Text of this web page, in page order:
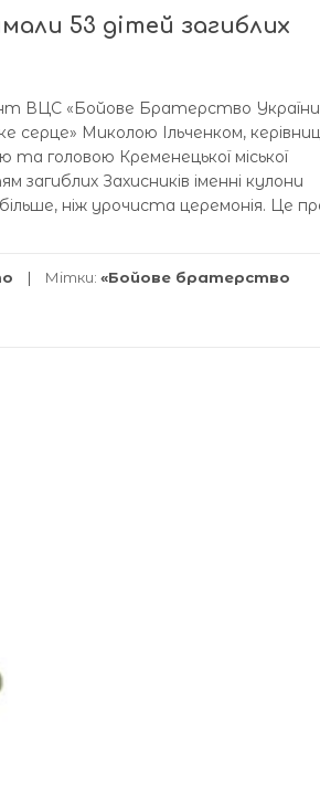
53 дітей загиблих
ВЦС «Бойове Братерство
серце» Миколою Ільченком,
головою Кременецької міської
Захисників іменні кулони
ніж урочиста церемонія. Це
Мітки: «Бойове братерство